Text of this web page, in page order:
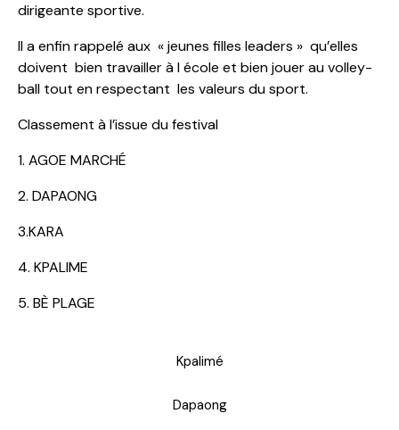
dirigeante sportive.
Il a enfin rappelé aux « jeunes filles leaders » qu’elles
doivent bien travailler à l école et bien jouer au volley-
ball tout en respectant les valeurs du sport.
Classement à l’issue du festival
1. AGOE MARCHÉ
2. DAPAONG
3.KARA
4. KPALIME
5. BÈ PLAGE
Kpalimé
Dapaong